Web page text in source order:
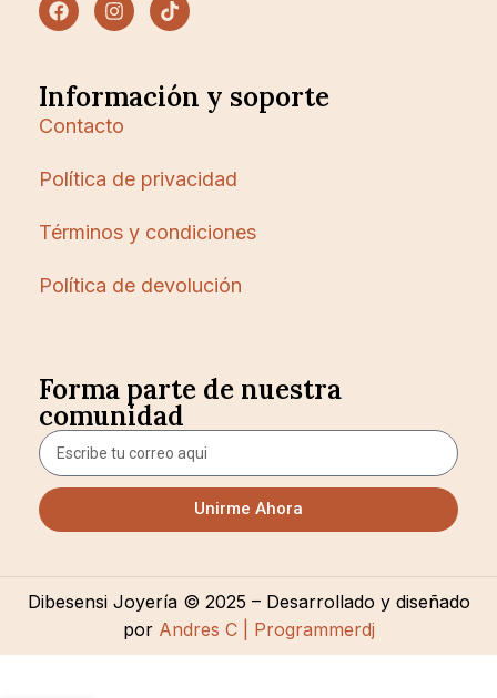
Información y soporte
Contacto
Política de privacidad
Términos y condiciones
Política de devolución
Forma parte de nuestra
comunidad
Unirme Ahora
Dibesensi Joyería © 2025 – Desarrollado y diseñado
porAndres C | Programmerdj